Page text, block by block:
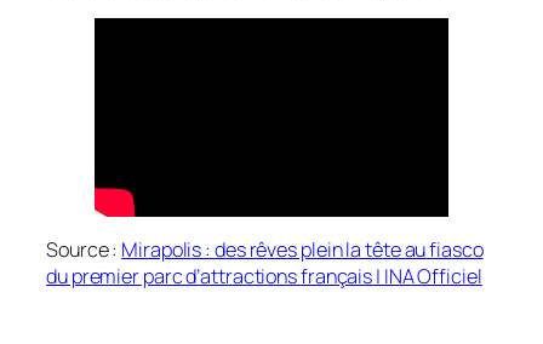
Source : Mirapolis : des rêves plein la tête au fiasco
du premier parc d’attractions français | INA Officiel